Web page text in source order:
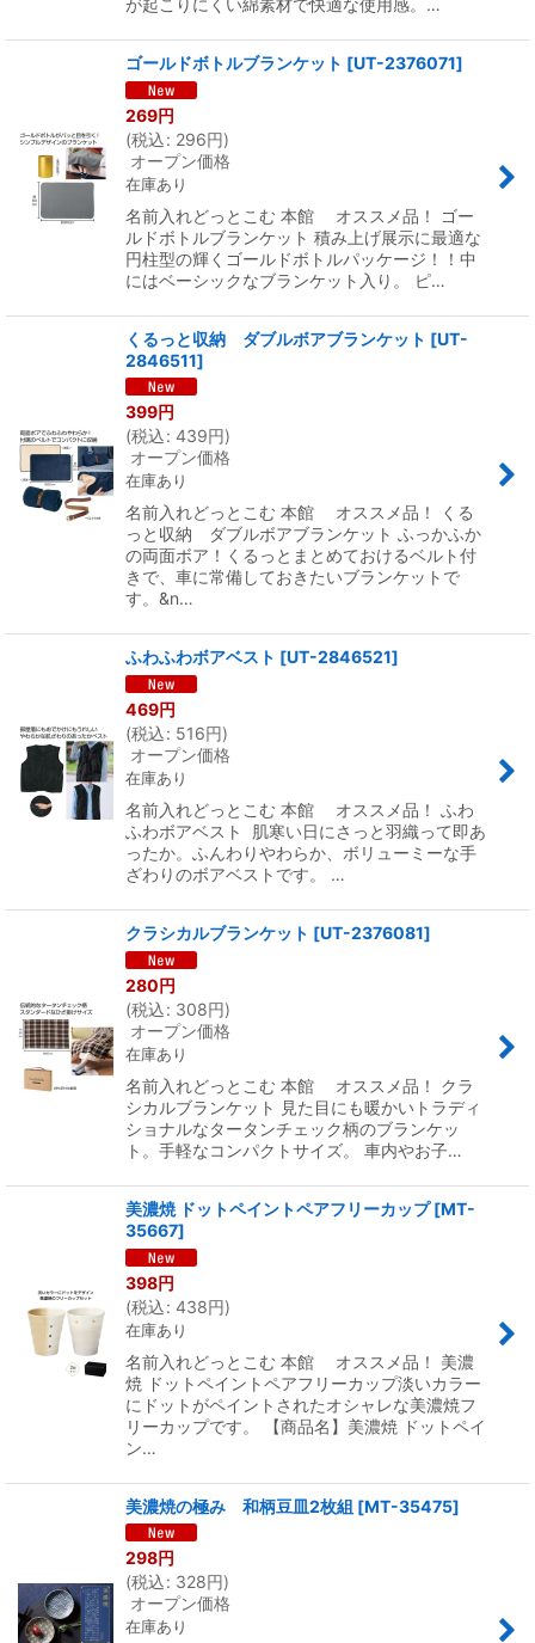
が起こりにくい綿素材で快適な使用感。…
ゴールドボトルブランケット [UT-2376071]
269円
(税込: 296円)
オープン価格
在庫あり
名前入れどっとこむ 本館 オススメ品！ ゴー
ルドボトルブランケット 積み上げ展示に最適な
円柱型の輝くゴールドボトルパッケージ！！中
にはベーシックなブランケット入り。 ピ…
くるっと収納 ダブルボアブランケット [UT-
2846511]
399円
(税込: 439円)
オープン価格
在庫あり
名前入れどっとこむ 本館 オススメ品！ くる
っと収納 ダブルボアブランケット ふっかふか
の両面ボア！くるっとまとめておけるベルト付
きで、車に常備しておきたいブランケットで
す。&n…
ふわふわボアベスト [UT-2846521]
469円
(税込: 516円)
オープン価格
在庫あり
名前入れどっとこむ 本館 オススメ品！ ふわ
ふわボアベスト 肌寒い日にさっと羽織って即あ
ったか。ふんわりやわらか、ボリューミーな手
ざわりのボアベストです。 …
クラシカルブランケット [UT-2376081]
280円
(税込: 308円)
オープン価格
在庫あり
名前入れどっとこむ 本館 オススメ品！ クラ
シカルブランケット 見た目にも暖かいトラディ
ショナルなタータンチェック柄のブランケッ
ト。手軽なコンパクトサイズ。 車内やお子…
美濃焼 ドットペイントペアフリーカップ [MT-
35667]
398円
(税込: 438円)
在庫あり
名前入れどっとこむ 本館 オススメ品！ 美濃
焼 ドットペイントペアフリーカップ淡いカラー
にドットがペイントされたオシャレな美濃焼フ
リーカップです。 【商品名】美濃焼 ドットペイ
ン…
美濃焼の極み 和柄豆皿2枚組 [MT-35475]
298円
(税込: 328円)
オープン価格
在庫あり